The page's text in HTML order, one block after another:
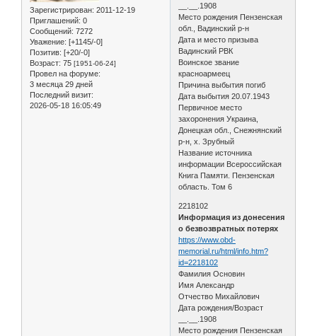
Зарегистрирован: 2011-12-19
Приглашений: 0
Сообщений: 7272
Уважение: [+1145/-0]
Позитив: [+20/-0]
Возраст: 75 [1951-06-24]
Провел на форуме:
3 месяца 29 дней
Последний визит:
2026-05-18 16:05:49
__.__.1908
Место рождения Пензенская
обл., Вадинский р-н
Дата и место призыва
Вадинский РВК
Воинское звание
красноармеец
Причина выбытия погиб
Дата выбытия 20.07.1943
Первичное место
захоронения Украина,
Донецкая обл., Снежнянский
р-н, х. Зрубный
Название источника
информации Всероссийская
Книга Памяти. Пензенская
область. Том 6
2218102
Информация из донесения
о безвозвратных потерях
https://www.obd-
memorial.ru/html/info.htm?
id=2218102
Фамилия Основин
Имя Александр
Отчество Михайлович
Дата рождения/Возраст
__.__.1908
Место рождения Пензенская